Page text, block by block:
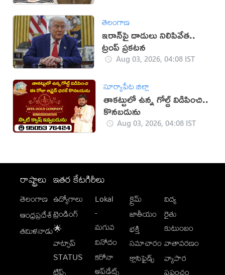
తెలంగాణ
ఇరాన్‌పై దాడులు నిలిపివేత..
ట్రంప్ ప్రకటన
Aug 03, 2026, 04:08 IST
సూర్యాపేట జిల్లా
తాకట్టులో ఉన్న గోల్డ్ విడిపించి..
కొనబడును
Aug 03, 2026, 04:08 IST
రాష్ట్రాలు
తెలంగాణ
ఆంధ్రప్రదేశ్
తమిళనాడు
ఇతర కేటగిరీలు
ఉద్యోగాలు
ట్రెండింగ్
🌟
వాట్సాప్
STATUS
Lokal
-
మగువ
వినోదం
కరోనా
అప్‌డేట్స్
క్రైమ్
జాతీయం
భక్తి
సమాచారం
క్లాసిఫైడ్స్
విద్య
రైతు
కుటుంబం
వాతావరణం
వ్యాపార